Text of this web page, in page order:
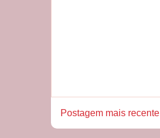
Postagem mais recente